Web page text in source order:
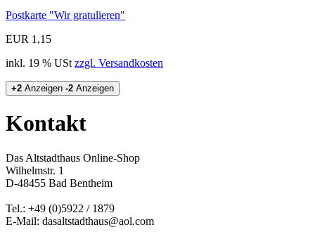
Postkarte "Wir gratulieren"
EUR 1,15
inkl. 19 % USt zzgl. Versandkosten
+2 Anzeigen -2 Anzeigen
Kontakt
Das Altstadthaus Online-Shop
Wilhelmstr. 1
D-48455 Bad Bentheim
Tel.: +49 (0)5922 / 1879
E-Mail: dasaltstadthaus@aol.com